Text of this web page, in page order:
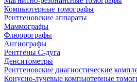
Компьютерные томографы
Рентгеновские аппараты
Маммографы
Флюорографы
Ангиографы
Рентгены С-дуга
Денситометры
Рентгеновские диагностические
Конусно-лучевые компьютерные